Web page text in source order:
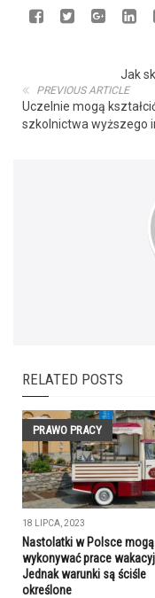
Jak
PREVIOUS ARTICLE
Uczelnie mogą
szkolnictwa wyższego
RELATED POSTS
PRAWO PRACY
18 LIPCA, 2023
Nastolatki w Polsce mogą
wykonywać prace
Jednak warunki są ściśle
określone